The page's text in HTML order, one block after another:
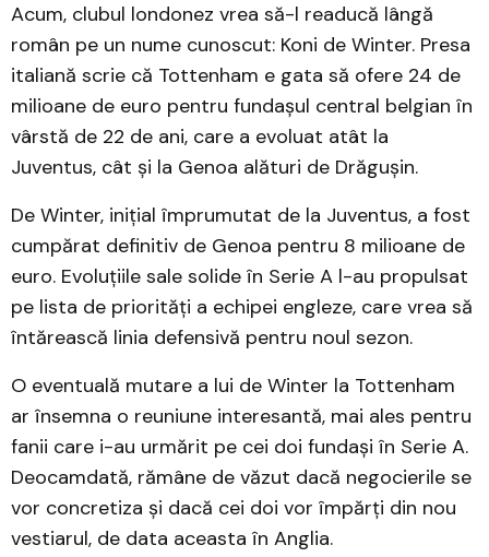
Acum, clubul londonez vrea să-l readucă lângă
român pe un nume cunoscut: Koni de Winter. Presa
italiană scrie că Tottenham e gata să ofere 24 de
milioane de euro pentru fundașul central belgian în
vârstă de 22 de ani, care a evoluat atât la
Juventus, cât și la Genoa alături de Drăgușin.
De Winter, inițial împrumutat de la Juventus, a fost
cumpărat definitiv de Genoa pentru 8 milioane de
euro. Evoluțiile sale solide în Serie A l-au propulsat
pe lista de priorități a echipei engleze, care vrea să
întărească linia defensivă pentru noul sezon.
O eventuală mutare a lui de Winter la Tottenham
ar însemna o reuniune interesantă, mai ales pentru
fanii care i-au urmărit pe cei doi fundași în Serie A.
Deocamdată, rămâne de văzut dacă negocierile se
vor concretiza și dacă cei doi vor împărți din nou
vestiarul, de data aceasta în Anglia.